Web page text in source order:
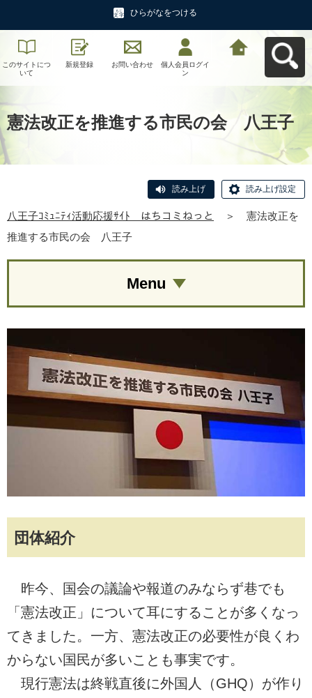
ひらがなをつける
このサイトにつ
いて
新規登録 お問い合わせ
個人会員ログイ
ン
憲法改正を推進する市民の会 八王子
読み上げ 読み上げ設定
八王子ｺﾐｭﾆﾃｨ活動応援ｻｲﾄ はちコミねっと ＞
憲法改正を
推進する市民の会 八王子
団体紹介
昨今、国会の議論や報道のみならず巷でも
「憲法改正」について耳にすることが多くなっ
てきました。一方、憲法改正の必要性が良くわ
からない国民が多いことも事実です。
現行憲法は終戦直後に外国人（GHQ）が作り
Menu